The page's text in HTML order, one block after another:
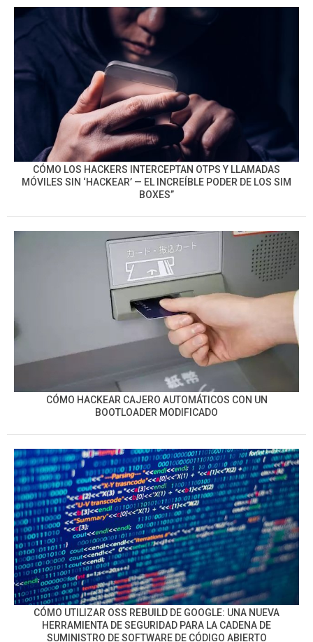
CÓMO LOS HACKERS INTERCEPTAN OTPS Y LLAMADAS
MÓVILES SIN ‘HACKEAR’ — EL INCREÍBLE PODER DE LOS SIM
BOXES”
CÓMO HACKEAR CAJERO AUTOMÁTICOS CON UN
BOOTLOADER MODIFICADO
CÓMO UTILIZAR OSS REBUILD DE GOOGLE: UNA NUEVA
HERRAMIENTA DE SEGURIDAD PARA LA CADENA DE
SUMINISTRO DE SOFTWARE DE CÓDIGO ABIERTO